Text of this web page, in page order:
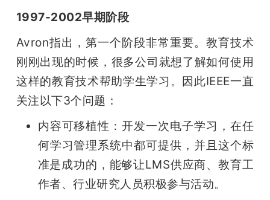
1997-2002早期阶段
Avron指出，第一个阶段非常重要。教育技术
刚刚出现的时候，很多公司就想了解如何使用
这样的教育技术帮助学生学习。因此IEEE一直
关注以下3个问题：
内容可移植性：开发一次电子学习，在任
何学习管理系统中都可提供，并且这个标
准是成功的，能够让LMS供应商、教育工
作者、行业研究人员积极参与活动。